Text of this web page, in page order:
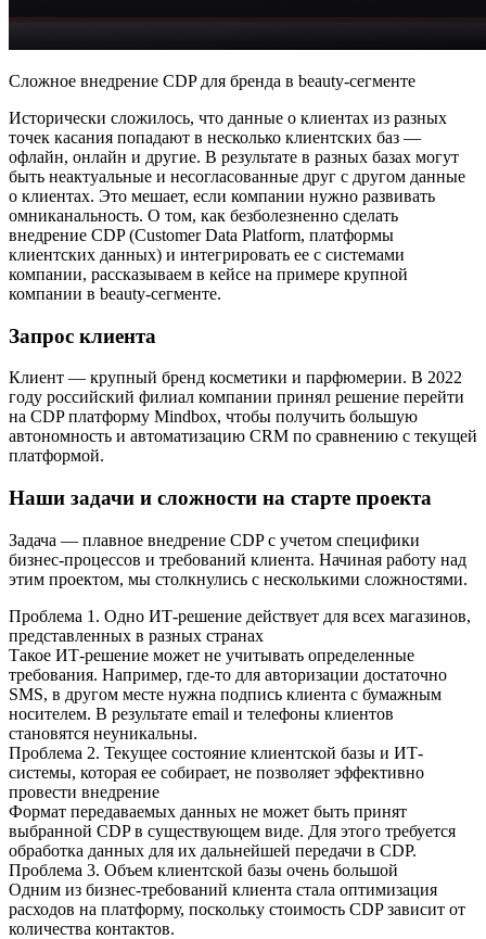
Сложное внедрение CDP для бренда в beauty-сегменте
Исторически сложилось, что данные о клиентах из разных
точек касания попадают в несколько клиентских баз —
офлайн, онлайн и другие. В результате в разных базах могут
быть неактуальные и несогласованные друг с другом данные
о клиентах. Это мешает, если компании нужно развивать
омниканальность. О том, как безболезненно сделать
внедрение CDP (Customer Data Platform, платформы
клиентских данных) и интегрировать ее с системами
компании, рассказываем в кейсе на примере крупной
компании в beauty-сегменте.
Запрос клиента
Клиент — крупный бренд косметики и парфюмерии. В 2022
году российский филиал компании принял решение перейти
на CDP платформу Mindbox, чтобы получить большую
автономность и автоматизацию CRM по сравнению с текущей
платформой.
Наши задачи и сложности на старте проекта
Задача — плавное внедрение CDP с учетом специфики
бизнес-процессов и требований клиента. Начиная работу над
этим проектом, мы столкнулись с несколькими сложностями.
Проблема 1. Одно ИТ-решение действует для всех магазинов,
представленных в разных странах
Такое ИТ-решение может не учитывать определенные
требования. Например, где-то для авторизации достаточно
SMS, в другом месте нужна подпись клиента с бумажным
носителем. В результате email и телефоны клиентов
становятся неуникальны.
Проблема 2. Текущее состояние клиентской базы и ИТ-
системы, которая ее собирает, не позволяет эффективно
провести внедрение
Формат передаваемых данных не может быть принят
выбранной CDP в существующем виде. Для этого требуется
обработка данных для их дальнейшей передачи в CDP.
Проблема 3. Объем клиентской базы очень большой
Одним из бизнес-требований клиента стала оптимизация
расходов на платформу, поскольку стоимость CDP зависит от
количества контактов.